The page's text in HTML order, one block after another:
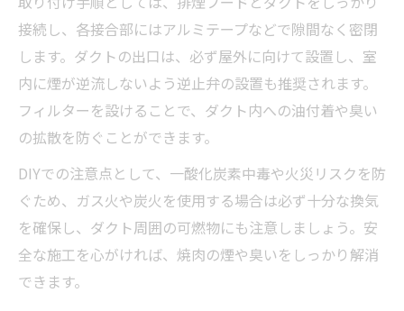
接続し、各接合部にはアルミテープなどで隙間なく密閉
します。ダクトの出口は、必ず屋外に向けて設置し、室
内に煙が逆流しないよう逆止弁の設置も推奨されます。
フィルターを設けることで、ダクト内への油付着や臭い
の拡散を防ぐことができます。
DIYでの注意点として、一酸化炭素中毒や火災リスクを防
ぐため、ガス火や炭火を使用する場合は必ず十分な換気
を確保し、ダクト周囲の可燃物にも注意しましょう。安
全な施工を心がければ、焼肉の煙や臭いをしっかり解消
できます。